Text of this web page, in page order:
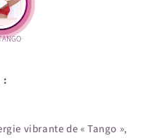
:
vibrante de « Tango »,